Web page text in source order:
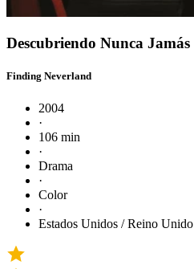
Descubriendo Nunca Jamás
Finding Neverland
2004
·
106 min
·
Drama
·
Color
·
Estados Unidos / Reino Unido